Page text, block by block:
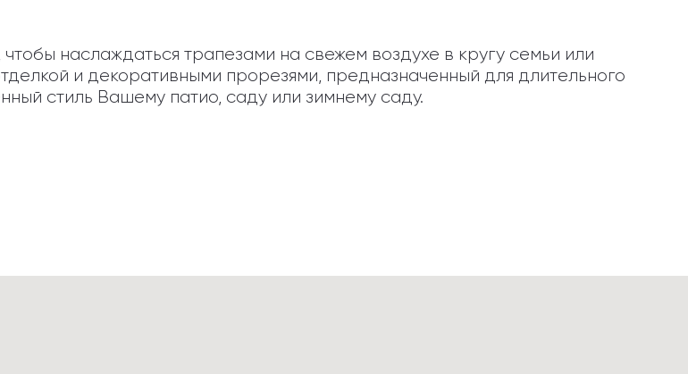
наслаждаться трапезами на свежем воздухе в кругу семьи или
и декоративными прорезями, предназначенный для длительного
стиль Вашему патио, саду или зимнему саду.